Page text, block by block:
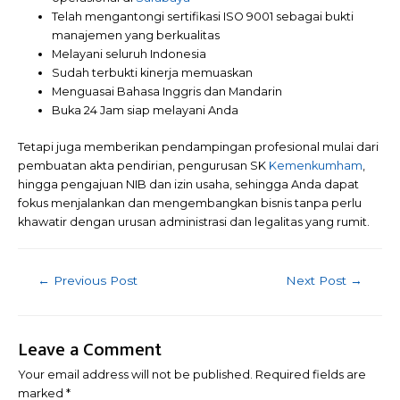
Telah mengantongi sertifikasi ISO 9001 sebagai bukti
manajemen yang berkualitas
Melayani seluruh Indonesia
Sudah terbukti kinerja memuaskan
Menguasai Bahasa Inggris dan Mandarin
Buka 24 Jam siap melayani Anda
Tetapi juga memberikan pendampingan profesional mulai dari
pembuatan akta pendirian, pengurusan SK Kemenkumham
hingga pengajuan NIB dan izin usaha, sehingga Anda dapat
fokus menjalankan dan mengembangkan bisnis tanpa perlu
khawatir dengan urusan administrasi dan legalitas yang rumit.
Post
← Previous Post Next Post →
Leave a Comment
Your email address will not be published. Required fields are
marked *